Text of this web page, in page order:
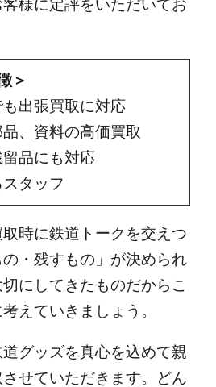
様に定評をいただいてお
＞
出張買取に対応
、資料の高価買取
品にも対応
タッフ
時に鉄道トークを交えつ
・残すもの」が決められ
にしてきたものだからこ
えていきましょう。
グッズを真心を込めて親
せていただきます。どん